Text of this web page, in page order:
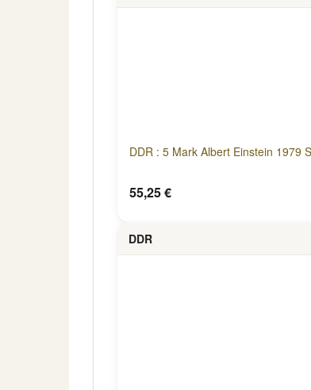
DDR : 5 Mark Albert Einstein 1979
55,25 €
DDR